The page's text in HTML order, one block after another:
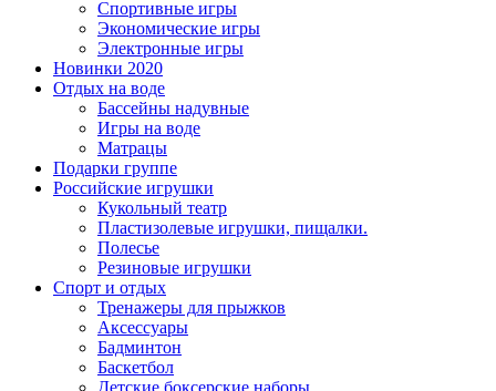
Спортивные игры
Экономические игры
Электронные игры
Новинки 2020
Отдых на воде
Бассейны надувные
Игры на воде
Матрацы
Подарки группе
Российские игрушки
Кукольный театр
Пластизолевые игрушки, пищалки.
Полесье
Резиновые игрушки
Спорт и отдых
Тренажеры для прыжков
Аксессуары
Бадминтон
Баскетбол
Детские боксерские наборы